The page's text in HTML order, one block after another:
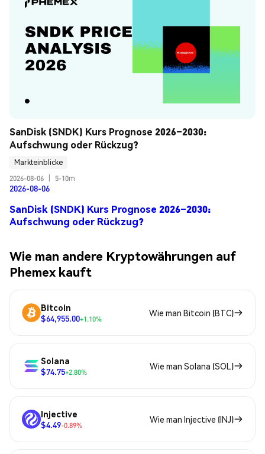
SanDisk (SNDK) Kurs Prognose 2026–2030:
Aufschwung oder Rückzug?
Markteinblicke
2026-08-06
5-10m
2026-08-06
SanDisk (SNDK) Kurs Prognose 2026–2030:
Aufschwung oder Rückzug?
Wie man andere Kryptowährungen auf
Phemex kauft
Bitcoin
$64,955.00+1.10%
Wie man Bitcoin (BTC)
Solana
$74.75+2.80%
Wie man Solana (SOL)
Injective
$4.49-0.89%
Wie man Injective (INJ)